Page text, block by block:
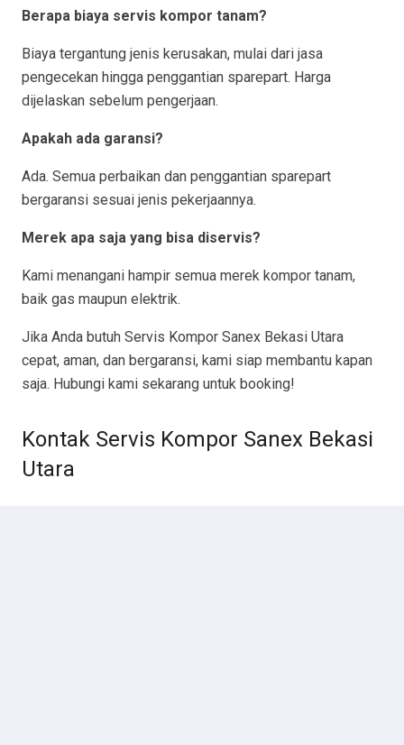
Berapa biaya servis kompor tanam?
Biaya tergantung jenis kerusakan, mulai dari jasa
pengecekan hingga penggantian sparepart. Harga
dijelaskan sebelum pengerjaan.
Apakah ada garansi?
Ada. Semua perbaikan dan penggantian sparepart
bergaransi sesuai jenis pekerjaannya.
Merek apa saja yang bisa diservis?
Kami menangani hampir semua merek kompor tanam,
baik gas maupun elektrik.
Jika Anda butuh Servis Kompor Sanex Bekasi Utara
cepat, aman, dan bergaransi, kami siap membantu kapan
saja. Hubungi kami sekarang untuk booking!
Kontak Servis Kompor Sanex Bekasi
Utara